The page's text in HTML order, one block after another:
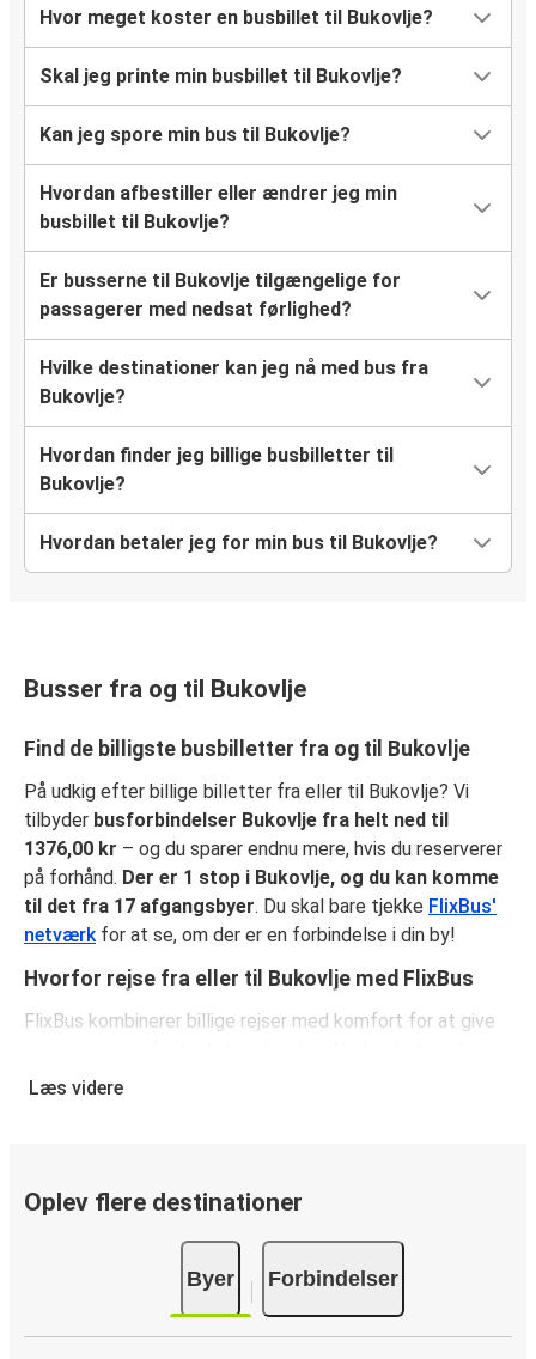
Hvor meget koster en busbillet til Bukovlje?
Skal jeg printe min busbillet til Bukovlje?
Kan jeg spore min bus til Bukovlje?
Hvordan afbestiller eller ændrer jeg min
busbillet til Bukovlje?
Er busserne til Bukovlje tilgængelige for
passagerer med nedsat førlighed?
Hvilke destinationer kan jeg nå med bus fra
Bukovlje?
Hvordan finder jeg billige busbilletter til
Bukovlje?
Hvordan betaler jeg for min bus til Bukovlje?
Busser fra og til Bukovlje
Find de billigste busbilletter fra og til Bukovlje
På udkig efter billige billetter fra eller til Bukovlje? Vi
tilbyder busforbindelser Bukovlje fra helt ned til
1376,00 kr – og du sparer endnu mere, hvis du reserverer
på forhånd. Der er 1 stop i Bukovlje, og du kan komme
til det fra 17 afgangsbyer. Du skal bare tjekke FlixBus'
netværkfor at se, om der er en forbindelse i din by!
Hvorfor rejse fra eller til Bukovlje med FlixBus
FlixBus kombinerer billige rejser med komfort for at give
rejse fra eller til Bukovlje med vores faciliteter ombord,
Sådan reserverer du din busbillet fra eller til
Sådan reserverer du nemt en billet hos FlixBus: på denne
hjemmeside eller i den gratis FlixBus-app kan du
gennemføre din reservation med få klik. Når du køber din
Læs videre
Oplev flere destinationer
Byer Forbindelser